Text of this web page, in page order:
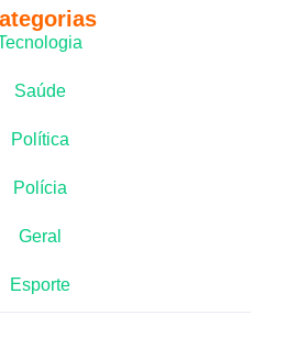
Saúde
Política
Polícia
Geral
Esporte